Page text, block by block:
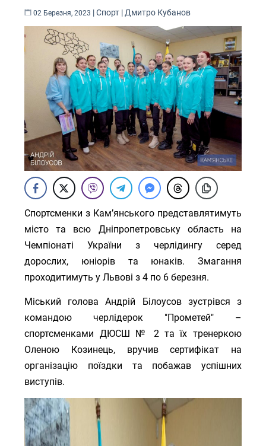
02 Березня, 2023 |Спорт | Дмитро Кубанов
Спортсменки з Кам’янського представлятимуть
місто та всю Дніпропетровську область на
Чемпіонаті України з черлідингу серед
дорослих, юніорів та юнаків. Змагання
проходитимуть у Львові з 4 по 6 березня.
Міський голова Андрій Білоусов зустрівся з
командою черлідерок "Прометей" –
спортсменками ДЮСШ № 2 та їх тренеркою
Оленою Козинець, вручив сертифікат на
організацію поїздки та побажав успішних
виступів.